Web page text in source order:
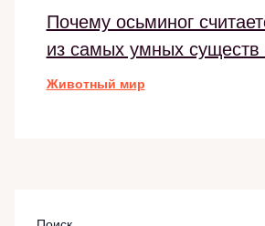
Почему осьминог
из самых умных существ
Животный мир